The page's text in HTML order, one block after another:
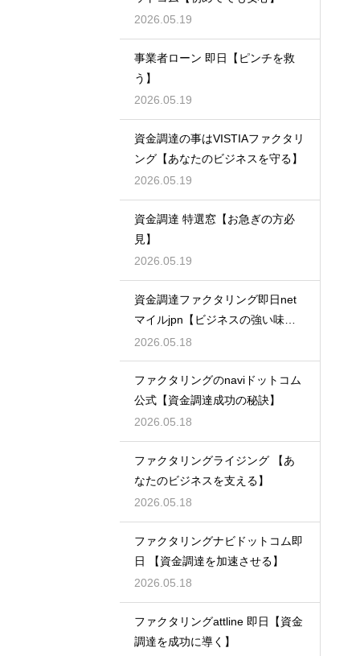
2026.05.19
事業者ローン 即日【ピンチを救
う】
2026.05.19
資金調達の事はVISTIAファクタリ
ング【あなたのビジネスを守る】
2026.05.19
資金調達 特選窓【お急ぎの方必
見】
2026.05.19
資金調達ファクタリング即日net
マイルjpn【ビジネスの強い味
方】
2026.05.18
ファクタリングのnaviドットコム
公式【資金調達成功の秘訣】
2026.05.18
ファクタリングライジング 【あ
なたのビジネスを支える】
2026.05.18
ファクタリングナビドットコム即
日 【資金調達を加速させる】
2026.05.18
ファクタリングattline 即日【資金
調達を成功に導く】